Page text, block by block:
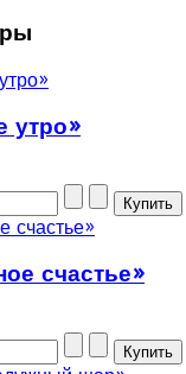
утро»
счастье»